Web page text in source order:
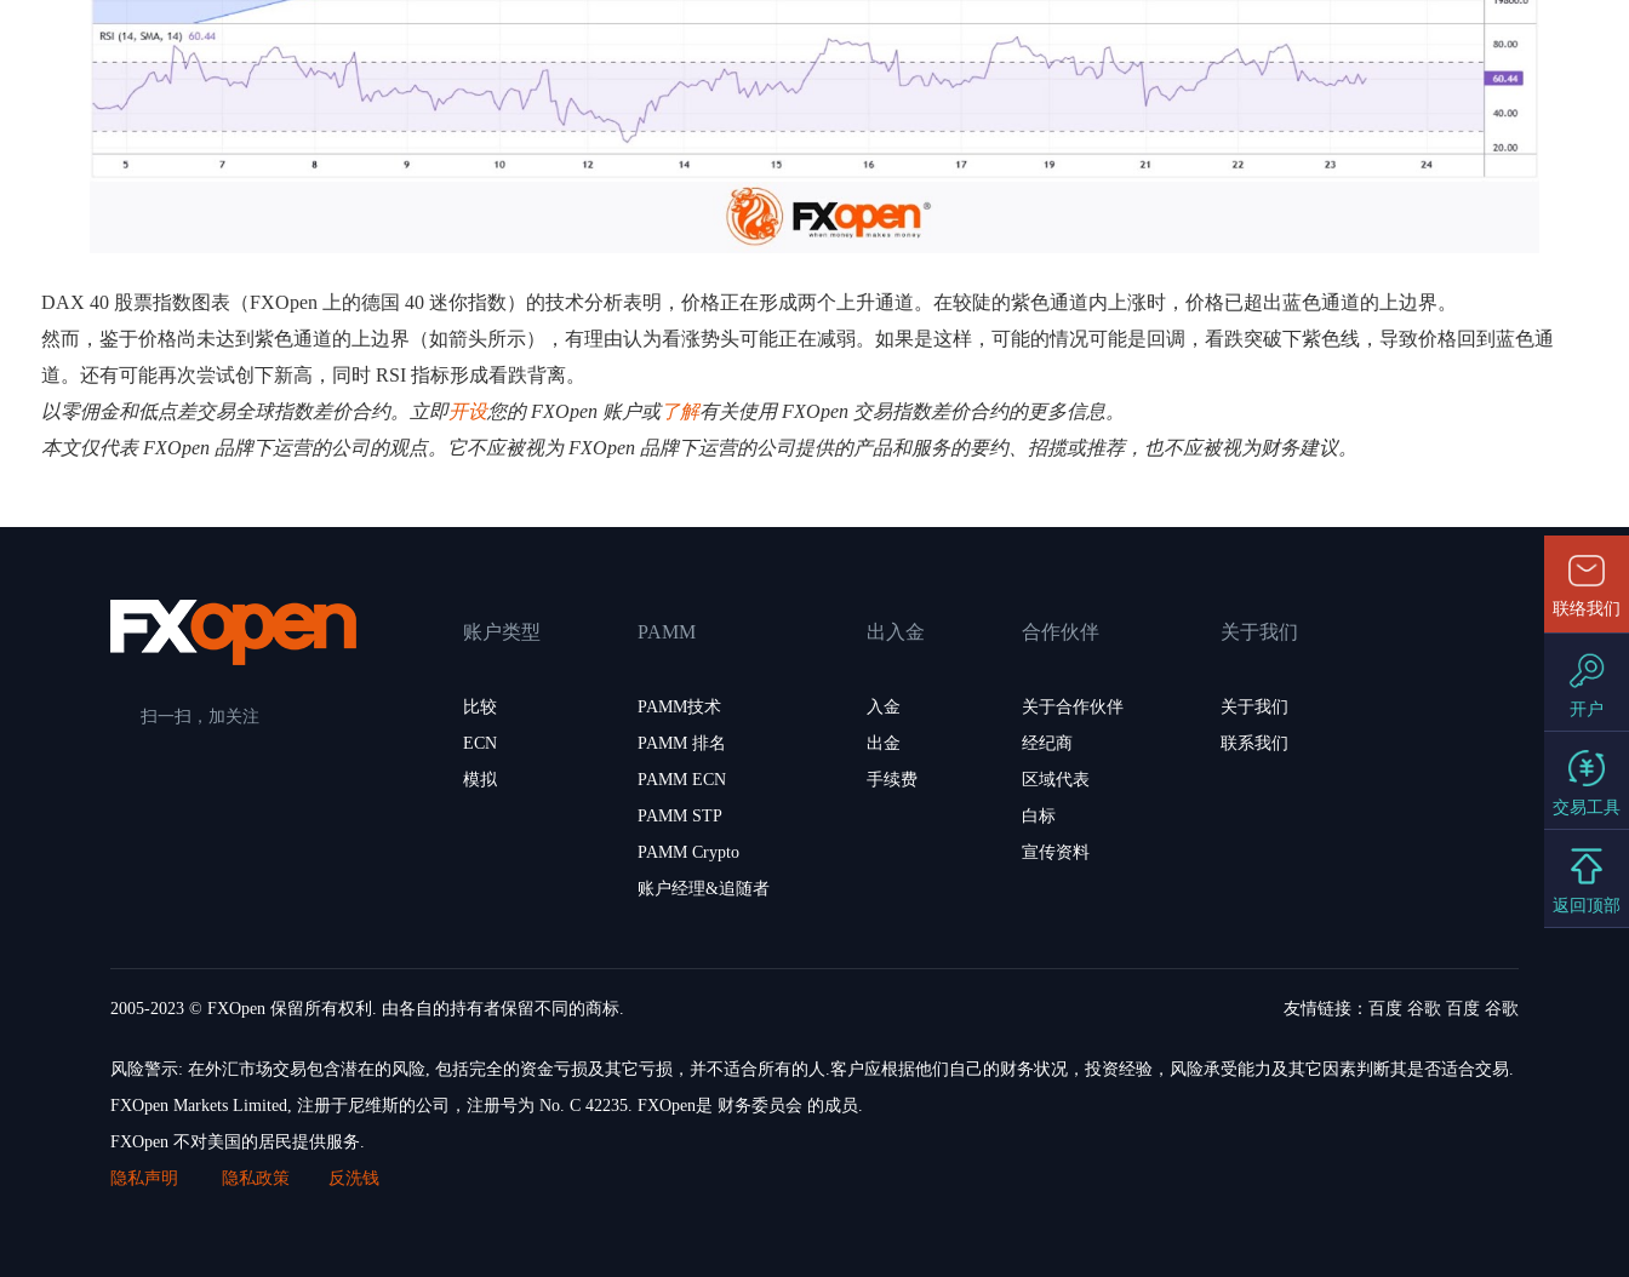
DAX 40 股票指数图表（FXOpen 上的德国 40 迷你指数）的技术分析表明，价格正在形成两个上升通道。在较陡的紫色通道内上涨时，价格已超出蓝色通道的上边界。
然而，鉴于价格尚未达到紫色通道的上边界（如箭头所示），有理由认为看涨势头可能正在减弱。如果是这样，可能的情况可能是回调，看跌突破下紫色线，导致价格回到蓝色通
道。还有可能再次尝试创下新高，同时 RSI 指标形成看跌背离。
以零佣金和低点差交易全球指数差价合约。立即开设您的 FXOpen 账户或了解有关使用 FXOpen 交易指数差价合约的更多信息。
本文仅代表 FXOpen 品牌下运营的公司的观点。它不应被视为 FXOpen 品牌下运营的公司提供的产品和服务的要约、招揽或推荐，也不应被视为财务建议。
扫一扫，加关注
账户类型
比较
ECN
模拟
PAMM
PAMM技术
PAMM 排名
PAMM ECN
PAMM STP
PAMM Crypto
账户经理&追随者
出入金
入金
出金
手续费
合作伙伴
关于合作伙伴
经纪商
区域代表
白标
宣传资料
关于我们
关于我们
联系我们
2005-2023 © FXOpen 保留所有权利. 由各自的持有者保留不同的商标. 友情链接：百度 谷歌 百度 谷歌
风险警示: 在外汇市场交易包含潜在的风险, 包括完全的资金亏损及其它亏损，并不适合所有的人.客户应根据他们自己的财务状况，投资经验，风险承受能力及其它因素判断其是否适合交易.
FXOpen Markets Limited, 注册于尼维斯的公司，注册号为 No. C 42235. FXOpen是 财务委员会 的成员.
FXOpen 不对美国的居民提供服务.
隐私声明
隐私政策 反洗钱
联络我们
开户
交易工具
返回顶部